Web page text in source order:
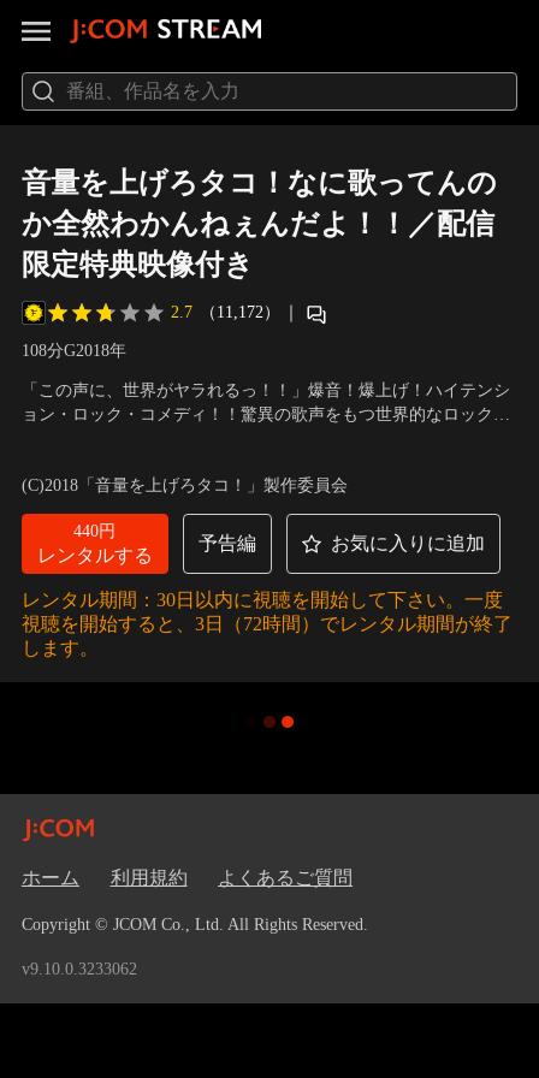
音量を上げろタコ！なに歌ってんの
か全然わかんねぇんだよ！！／配信
限定特典映像付き
2.7 （11,172） ｜
108分G2018年
「この声に、世界がヤラれるっ！！」爆音！爆上げ！ハイテンシ
ョン・ロック・コメディ！！驚異の歌声をもつ世界的なロックス
ドーピング”によるものという秘密を知ってしまう。やがて、シン
の歌声をめぐり、2人は謎の組織から追われるはめに…。
(C)2018「音量を上げろタコ！」製作委員会
440円
レンタルする
予告編 お気に入りに追加
レンタル期間：30日以内に視聴を開始して下さい。一度
視聴を開始すると、3日（72時間）でレンタル期間が終了
します。
ホーム 利用規約 よくあるご質問
Copyright © JCOM Co., Ltd. All Rights Reserved.
v9.10.0.3233062